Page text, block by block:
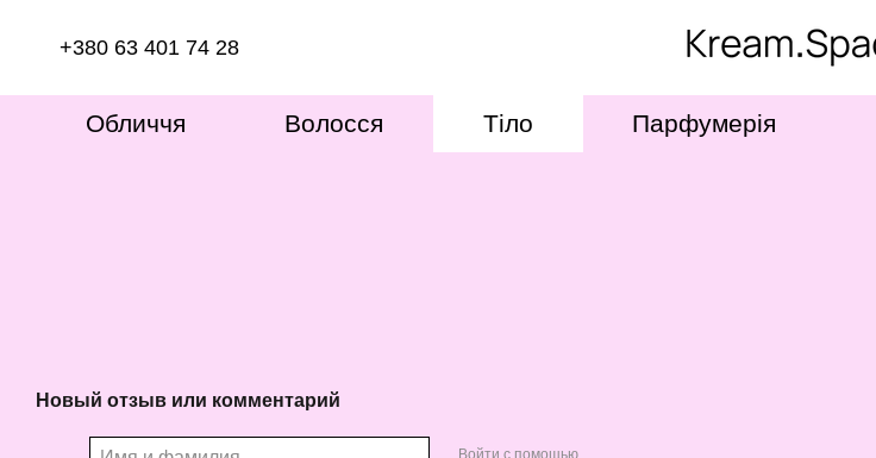
+380 63 401 74 28
Обличчя Волосся Тіло Парфумерія
Новый отзыв или комментарий
Войти с помощью